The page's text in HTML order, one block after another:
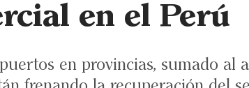
en el Perú
en provincias, sumado al